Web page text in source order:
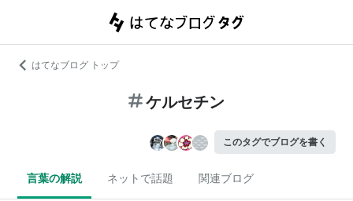
はてなブログ トップ
ケルセチン
このタグでブログを書く
言葉の解説 ネットで話題 関連ブログ